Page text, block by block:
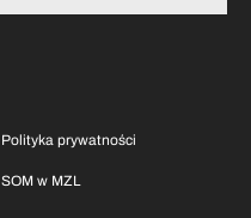
Polityka prywatności
SOM w MZL